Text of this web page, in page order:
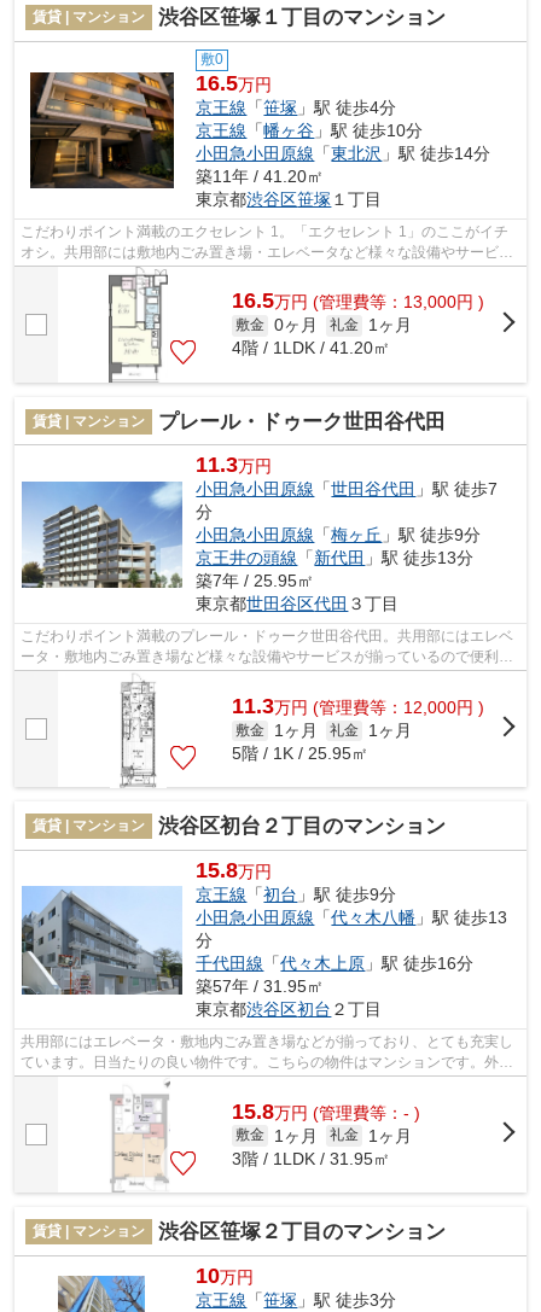
賃貸 | マンション 渋谷区笹塚１丁目のマンション
敷0
16.5万円
京王線 「笹塚 」駅 徒歩4分
京王線 「幡ヶ谷 」駅 徒歩10分
小田急小田原線 「東北沢 」駅 徒歩14分
築11年 / 41.20㎡
東京都渋谷区笹塚 １丁目
こだわりポイント満載のエクセレント 1。「エクセレント 1」のここがイチ
オシ。共用部には敷地内ごみ置き場・エレベータなど様々な設備やサービス
が揃っているので便利です。こちらの...
16.5万円 (管理費等：13,000円 )
敷金 0ヶ月 礼金
1ヶ月
4階 / 1LDK / 41.20㎡
賃貸 | マンション プレール・ドゥーク世田谷代田
11.3万円
小田急小田原線 「世田谷代田 」駅 徒歩7
分
小田急小田原線 「梅ヶ丘 」駅 徒歩9分
京王井の頭線 「新代田 」駅 徒歩13分
築7年 / 25.95㎡
東京都世田谷区代田 ３丁目
こだわりポイント満載のプレール・ドゥーク世田谷代田。共用部にはエレベ
ータ・敷地内ごみ置き場など様々な設備やサービスが揃っているので便利で
す。周辺に2駅あるので電車通勤しやす...
11.3万円 (管理費等：12,000円 )
敷金 1ヶ月 礼金
1ヶ月
5階 / 1K / 25.95㎡
賃貸 | マンション 渋谷区初台２丁目のマンション
15.8万円
京王線 「初台 」駅 徒歩9分
小田急小田原線 「代々木八幡 」駅 徒歩13
分
千代田線 「代々木上原 」駅 徒歩16分
築57年 / 31.95㎡
東京都渋谷区初台 ２丁目
共用部にはエレベータ・敷地内ごみ置き場などが揃っており、とても充実し
ています。日当たりの良い物件です。こちらの物件はマンションです。外観
タイル張りの物件は、雨で汚れが落ち...
15.8万円 (管理費等：- )
敷金 1ヶ月 礼金
1ヶ月
3階 / 1LDK / 31.95㎡
賃貸 | マンション 渋谷区笹塚２丁目のマンション
10万円
京王線 「笹塚 」駅 徒歩3分